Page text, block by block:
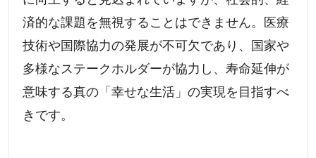
済的な課題を無視することはできません。医療
技術や国際協力の発展が不可欠であり、国家や
多様なステークホルダーが協力し、寿命延伸が
意味する真の「幸せな生活」の実現を目指すべ
きです。